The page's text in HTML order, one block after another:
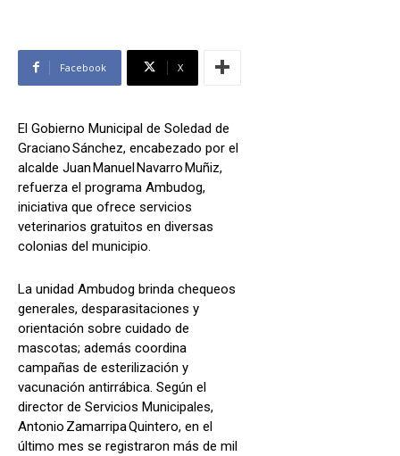
Facebook X
El Gobierno Municipal de Soledad de
Graciano Sánchez, encabezado por el
alcalde Juan Manuel Navarro Muñiz,
refuerza el programa Ambudog,
iniciativa que ofrece servicios
veterinarios gratuitos en diversas
colonias del municipio.
La unidad Ambudog brinda chequeos
generales, desparasitaciones y
orientación sobre cuidado de
mascotas; además coordina
campañas de esterilización y
vacunación antirrábica. Según el
director de Servicios Municipales,
Antonio Zamarripa Quintero, en el
último mes se registraron más de mil